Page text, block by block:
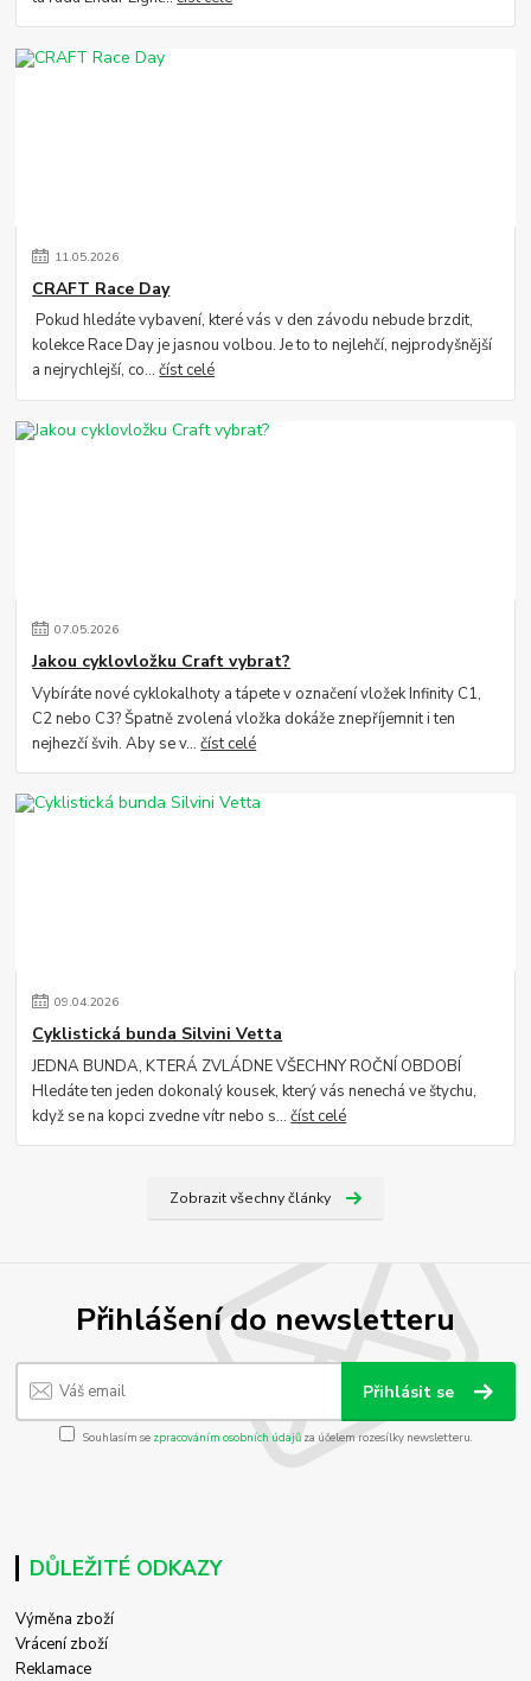
11.05.2026
CRAFT Race Day
Pokud hledáte vybavení, které vás v den závodu nebude brzdit,
kolekce Race Day je jasnou volbou. Je to to nejlehčí, nejprodyšnější
a nejrychlejší, co...číst celé
07.05.2026
Jakou cyklovložku Craft vybrat?
Vybíráte nové cyklokalhoty a tápete v označení vložek Infinity C1,
C2 nebo C3? Špatně zvolená vložka dokáže znepříjemnit i ten
nejhezčí švih. Aby se v...číst celé
09.04.2026
Cyklistická bunda Silvini Vetta
JEDNA BUNDA, KTERÁ ZVLÁDNE VŠECHNY ROČNÍ OBDOBÍ
Hledáte ten jeden dokonalý kousek, který vás nenechá ve štychu,
když se na kopci zvedne vítr nebo s...číst celé
Zobrazit všechny články
Přihlášení do newsletteru
Přihlásit se
Souhlasím se zpracováním osobních údajůza účelem rozesílky newsletteru.
DŮLEŽITÉ ODKAZY
Výměna zboží
Vrácení zboží
Reklamace